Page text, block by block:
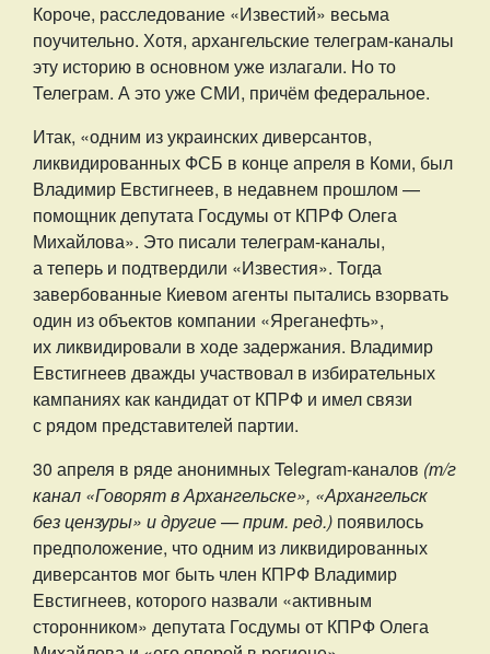
Короче, расследование «Известий» весьма
поучительно. Хотя, архангельские телеграм-каналы
эту историю в основном уже излагали. Но то
Телеграм. А это уже СМИ, причём федеральное.
Итак, «одним из украинских диверсантов,
ликвидированных ФСБ в конце апреля в Коми, был
Владимир Евстигнеев, в недавнем прошлом —
помощник депутата Госдумы от КПРФ Олега
Михайлова». Это писали телеграм-каналы,
а теперь и подтвердили «Известия». Тогда
завербованные Киевом агенты пытались взорвать
один из объектов компании «Яреганефть»,
их ликвидировали в ходе задержания. Владимир
Евстигнеев дважды участвовал в избирательных
кампаниях как кандидат от КПРФ и имел связи
с рядом представителей партии.
30 апреля в ряде анонимных Telegram-каналов (т/г
канал «Говорят в Архангельске», «Архангельск
без цензуры» и другие — прим. ред.) появилось
предположение, что одним из ликвидированных
диверсантов мог быть член КПРФ Владимир
Евстигнеев, которого назвали «активным
сторонником» депутата Госдумы от КПРФ Олега